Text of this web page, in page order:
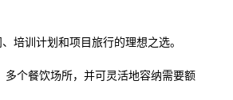
培训计划和项目旅行的理想之选。
个餐饮场所，并可灵活地容纳需要额